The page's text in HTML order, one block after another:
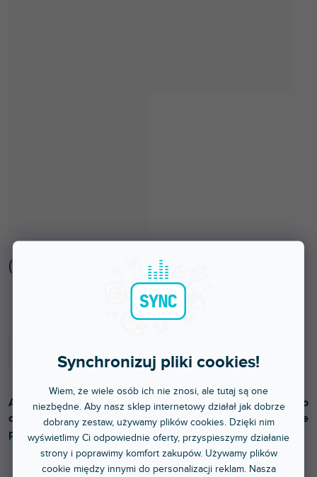
Synchronizuj pliki cookies!
Wiem, że wiele osób ich nie znosi, ale tutaj są one
niezbędne. Aby nasz sklep internetowy działał jak dobrze
dobrany zestaw, używamy plików cookies. Dzięki nim
wyświetlimy Ci odpowiednie oferty, przyspieszymy działanie
strony i poprawimy komfort zakupów. Używamy plików
cookie między innymi do personalizacji reklam. Nasza
Dostępny w sklepie stacjonarnym
(
Adapter do bezprzewodowego nadajnika Wireless Micro
do ręcznego mikrofonu reporterskiego. W zestawie
piankowa osłona przeciwwietrzna. Kolor biały.